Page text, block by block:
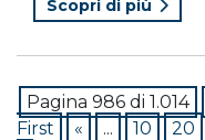
Scopri di più
Pagina 986 di 1.014
First
« ... 10 20